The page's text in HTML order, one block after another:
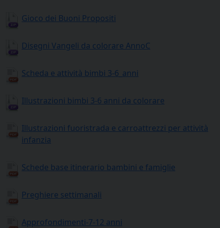
Gioco dei Buoni Propositi
Disegni Vangeli da colorare AnnoC
Scheda e attività bimbi 3-6_anni
Illustrazioni bimbi 3-6 anni da colorare
Illustrazioni fuoristrada e carroattrezzi per attività
infanzia
Schede base itinerario bambini e famiglie
Preghiere settimanali
Approfondimenti-7-12 anni